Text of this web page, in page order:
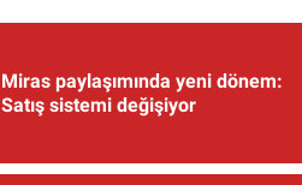
Miras paylaşımında yeni dönem:
Satış sistemi değişiyor